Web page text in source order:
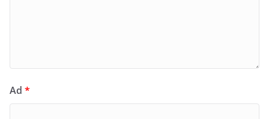
Ad *